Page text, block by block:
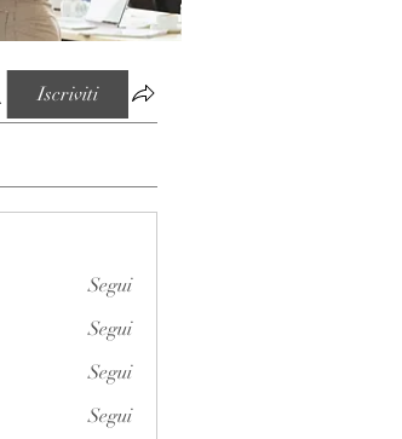
Iscriviti
Segui
Segui
Segui
Segui